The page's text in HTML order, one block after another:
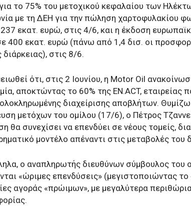
το 75% του μετοχικού κεφαλαίου των
με τη ΔΕΗ για την πώληση χαρτοφυλακίου
237 εκατ. ευρώ, στις 4/6, και η έκδοση
400 εκατ. ευρώ (πάνω από 1,4 δισ. οι
διάρκειας), στις 8/6.
ότι, στις 2 Ιουνίου, η Motor Oil
αποκτώντας το 60% της ΕΝ.ACT, εταιρείας
διαχείρισης αποβλήτων.
μετόχων του ομίλου (17/6), ο Πέτρος
θα συνεχίσει να επενδύει σε νέους τομείς,
μοντέλο απέναντι στις μεταβολές του
ο αναπληρωτής διευθύνων σύμβουλος του
«ώριμες επενδύσεις» (μεγιστοποιώντας
αγοράς «πρώιμων», με μεγαλύτερα